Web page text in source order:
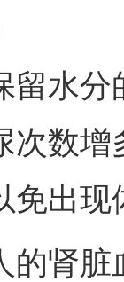
水分
次数
免出
肾脏